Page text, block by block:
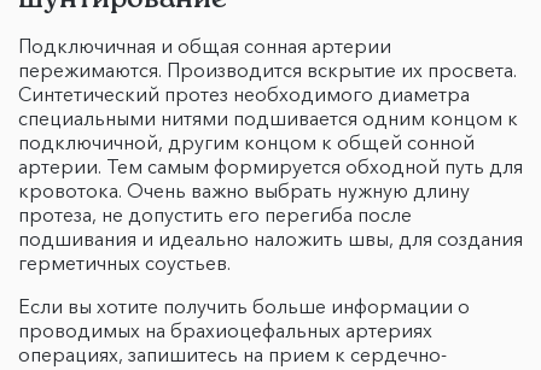
Подключичная и общая сонная артерии
пережимаются. Производится вскрытие их просвета.
Синтетический протез необходимого диаметра
специальными нитями подшивается одним концом к
подключичной, другим концом к общей сонной
артерии. Тем самым формируется обходной путь для
кровотока. Очень важно выбрать нужную длину
протеза, не допустить его перегиба после
подшивания и идеально наложить швы, для создания
герметичных соустьев.
Если вы хотите получить больше информации о
проводимых на брахиоцефальных артериях
операциях, запишитесь на прием к сердечно-